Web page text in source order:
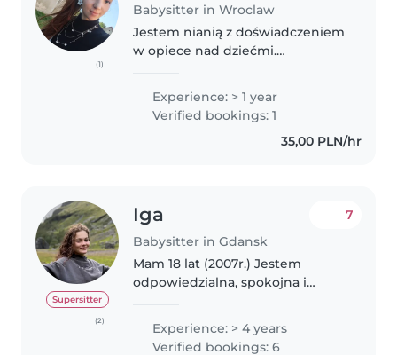
(1)
Babysitter in Wroclaw
Jestem nianią z doświadczeniem
w opiece nad dziećmi.
się także rodzeństwem:
chłopcem od 3 do 7 r.ż. i
Experience: > 1 year
Verified bookings: 1
35,00 PLN/hr
Supersitter
(2)
Iga
Babysitter in Gdansk
7
Mam 18 lat (2007r.) Jestem
odpowiedzialna, spokojna i
pracowałam dorywczo sprawując
opiekę na dziećmi w wieku
Experience: > 4 years
Verified bookings: 6